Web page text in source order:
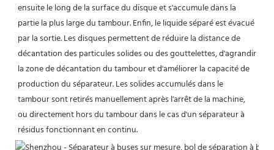
ensuite le long de la surface du disque et s'accumule dans la
partie la plus large du tambour. Enfin, le liquide séparé est évacué
par la sortie. Les disques permettent de réduire la distance de
décantation des particules solides ou des gouttelettes, d'agrandir
la zone de décantation du tambour et d'améliorer la capacité de
production du séparateur. Les solides accumulés dans le
tambour sont retirés manuellement après l'arrêt de la machine,
ou directement hors du tambour dans le cas d'un séparateur à
résidus fonctionnant en continu.